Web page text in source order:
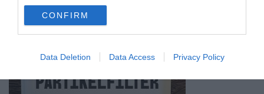
use your data for below specified purposes in below Google
consent section.
CONFIRM
Data Deletion Data Access Privacy Policy